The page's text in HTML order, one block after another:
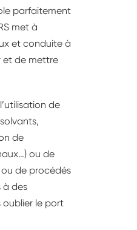
parfaitement
met à
et conduite à
et de mettre
de
de
ou de
de procédés
à des
oublier le port